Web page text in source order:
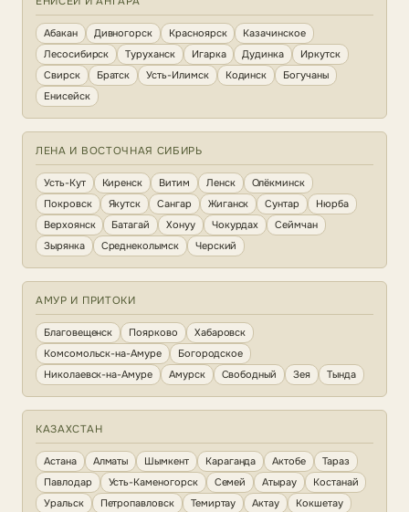
Абакан Дивногорск Красноярск
Казачинское
Лесосибирск
Туруханск Игарка Дудинка
Иркутск
Свирск
Братск Усть-Илимск Кодинск
Богучаны
Енисейск
ЛЕНА И ВОСТОЧНАЯ СИБИРЬ
Усть-Кут Киренск Витим Ленск
Олёкминск
Покровск
Якутск Сангар Жиганск Сунтар
Нюрба
Верхоянск
Батагай Хонуу Чокурдах
Сеймчан
Зырянка
Среднеколымск Черский
АМУР И ПРИТОКИ
Благовещенск Поярково
Хабаровск
Комсомольск-на-Амуре
Богородское
Николаевск-на-Амуре
Амурск Свободный Зея Тында
КАЗАХСТАН
Астана Алматы Шымкент Караганда Актобе
Тараз
Павлодар
Усть-Каменогорск Семей Атырау
Костанай
Уральск
Петропавловск Темиртау Актау
Кокшетау